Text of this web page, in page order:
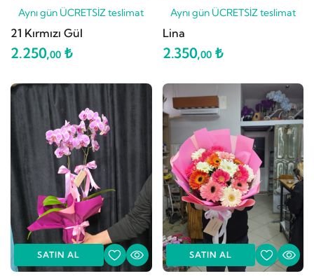
Aynı gün ÜCRETSİZ teslimat
21 Kırmızı Gül
2.250,00 ₺
Aynı gün ÜCRETSİZ teslimat
Lina
2.350,00₺
SATIN AL SATIN AL